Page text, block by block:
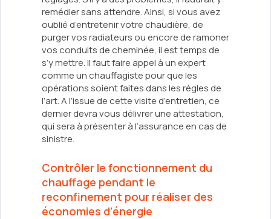
remédier sans attendre. Ainsi, si vous avez
oublié d’entretenir votre chaudière, de
purger vos radiateurs ou encore de ramoner
vos conduits de cheminée, il est temps de
s’y mettre. Il faut faire appel à un expert
comme un chauffagiste pour que les
opérations soient faites dans les règles de
l’art. A l’issue de cette visite d’entretien, ce
dernier devra vous délivrer une attestation,
qui sera à présenter à l’assurance en cas de
sinistre.
Contrôler le fonctionnement du
chauffage pendant le
reconfinement pour réaliser des
économies d’énergie